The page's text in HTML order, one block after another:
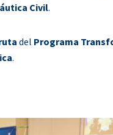
Civil.
del Programa
.